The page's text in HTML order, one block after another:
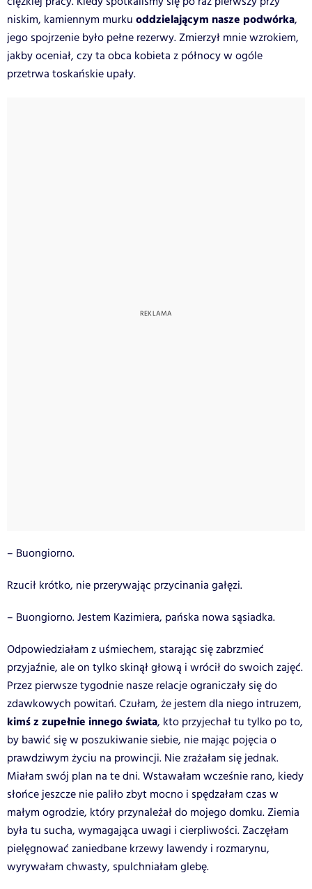
niskim, kamiennym murku oddzielającym nasze podwórka,
jego spojrzenie było pełne rezerwy. Zmierzył mnie wzrokiem,
jakby oceniał, czy ta obca kobieta z północy w ogóle
przetrwa toskańskie upały.
– Buongiorno.
Rzucił krótko, nie przerywając przycinania gałęzi.
– Buongiorno. Jestem Kazimiera, pańska nowa sąsiadka.
Odpowiedziałam z uśmiechem, starając się zabrzmieć
przyjaźnie, ale on tylko skinął głową i wrócił do swoich zajęć.
Przez pierwsze tygodnie nasze relacje ograniczały się do
zdawkowych powitań. Czułam, że jestem dla niego intruzem,
kimś z zupełnie innego świata, kto przyjechał tu tylko po to,
by bawić się w poszukiwanie siebie, nie mając pojęcia o
prawdziwym życiu na prowincji. Nie zrażałam się jednak.
Miałam swój plan na te dni. Wstawałam wcześnie rano, kiedy
słońce jeszcze nie paliło zbyt mocno i spędzałam czas w
małym ogrodzie, który przynależał do mojego domku. Ziemia
była tu sucha, wymagająca uwagi i cierpliwości. Zaczęłam
pielęgnować zaniedbane krzewy lawendy i rozmarynu,
wyrywałam chwasty, spulchniałam glebę.